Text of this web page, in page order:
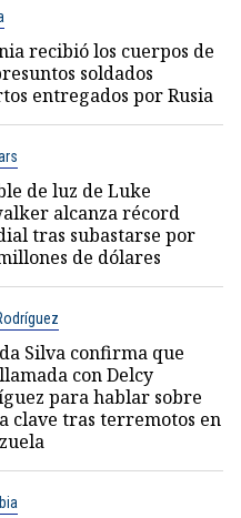
recibió los cuerpos de
soldados
entregados por Rusia
de luz de Luke
alcanza récord
tras subastarse por
de dólares
Silva confirma que
con Delcy
para hablar sobre
clave tras terremotos en